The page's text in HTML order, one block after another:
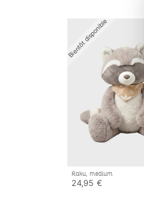
Bientôt disponible
Raku, medium
24,95 €